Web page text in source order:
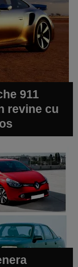
911
revine cu